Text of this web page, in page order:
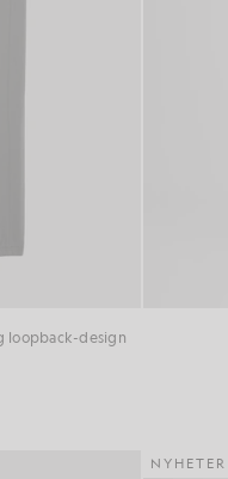
loopback-design
NYHETER